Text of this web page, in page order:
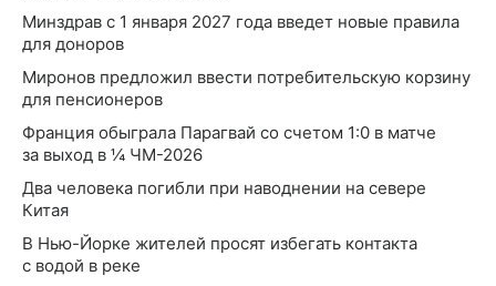
Минздрав с 1 января 2027 года введет новые правила
для доноров
Миронов предложил ввести потребительскую корзину
для пенсионеров
Франция обыграла Парагвай со счетом 1:0 в матче
за выход в ¼ ЧМ-2026
Два человека погибли при наводнении на севере
Китая
В Нью-Йорке жителей просят избегать контакта
с водой в реке